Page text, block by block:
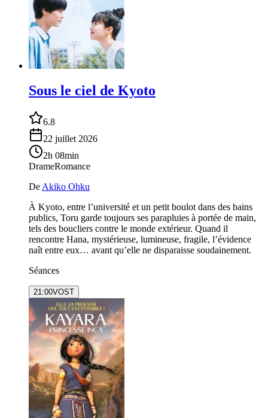
Sous le ciel de Kyoto
6.8
22 juillet 2026
2h 08min
DrameRomance
De Akiko Ohku
À Kyoto, entre l’université et un petit boulot dans des bains
publics, Toru garde toujours ses parapluies à portée de main,
tels des boucliers contre le monde extérieur. Quand il
rencontre Hana, mystérieuse, lumineuse, fragile, l’évidence
naît entre eux… avant qu’elle ne disparaisse soudainement.
Séances
21:00VOST